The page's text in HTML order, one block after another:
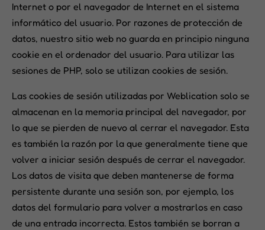
Internet o por el navegador de Internet en el sistema
informático del usuario. Por razones de protección de
datos, nuestro sitio web no guarda en principio ninguna
cookie en el ordenador del usuario. Para utilizar las
sesiones de PHP, solo se utilizan cookies de sesión.
Las cookies de sesión utilizadas por Weblication solo se
almacenan en la memoria principal del navegador, por
lo que se pierden de nuevo al cerrar el navegador. Esta
es también la razón por la que generalmente tiene que
volver a iniciar sesión después de cerrar el navegador.
Los datos de visita que deben mantenerse de forma
persistente durante una sesión son, por ejemplo, los
datos del formulario para volver a mostrarlos en caso
de una entrada incorrecta. Estos también se borran a